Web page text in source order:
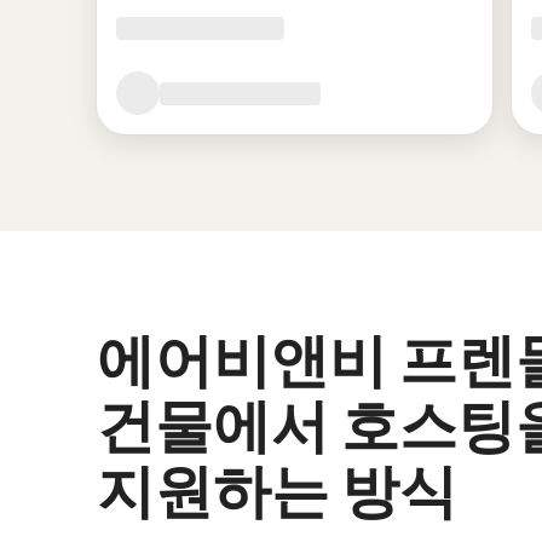
에어비앤비 프렌
건물에서 호스팅
지원하는 방식